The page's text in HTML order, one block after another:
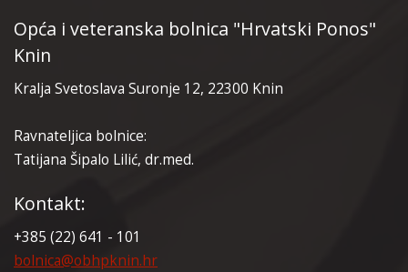
Opća i veteranska bolnica "Hrvatski Ponos"
Knin
Kralja Svetoslava Suronje 12, 22300 Knin
Ravnateljica bolnice:
Tatijana Šipalo Lilić, dr.med.
Kontakt:
+385 (22) 641 - 101
bolnica@obhpknin.hr